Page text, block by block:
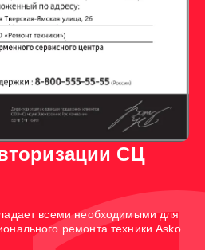
СЦ
всеми необходимыми для
ремонта техники Asko